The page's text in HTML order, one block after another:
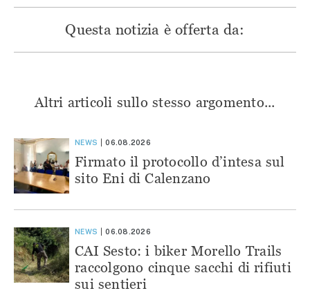
Questa notizia è offerta da:
Altri articoli sullo stesso argomento...
NEWS 06.08.2026
Firmato il protocollo d’intesa sul
sito Eni di Calenzano
NEWS 06.08.2026
CAI Sesto: i biker Morello Trails
raccolgono cinque sacchi di rifiuti
sui sentieri